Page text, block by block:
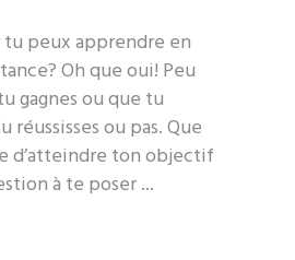
tu peux apprendre en
Oh que oui! Peu
gagnes ou que tu
réussisses ou pas. Que
d’atteindre ton objectif
à te poser